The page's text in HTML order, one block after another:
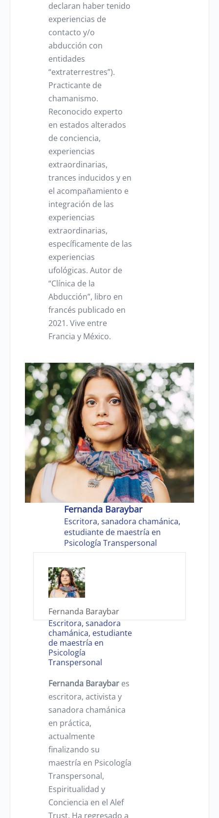
declaran haber tenido
experiencias de
contacto y/o
abducción con
entidades
“extraterrestres”).
Practicante de
chamanismo.
Reconocido experto
en estados alterados
de conciencia,
experiencias
extraordinarias,
trances inducidos y en
el acompañamiento e
integración de las
experiencias
extraordinarias,
específicamente de las
experiencias
ufológicas. Autor de
“Clínica de la
Abducción”, libro en
francés publicado en
2021. Vive entre
Francia y México.
Fernanda Baraybar
Escritora, sanadora chamánica,
estudiante de maestría en
Psicología Transpersonal
Fernanda Baraybar
Escritora, sanadora
chamánica, estudiante
de maestría en
Psicología
Transpersonal
Fernanda Baraybar es
escritora, activista y
sanadora chamánica
en práctica,
actualmente
finalizando su
maestría en Psicología
Transpersonal,
Espiritualidad y
Conciencia en el Alef
Trust. Ha regresado a